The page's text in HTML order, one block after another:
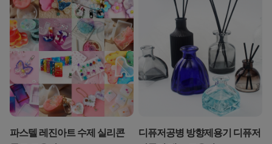
파스텔 레진아트 수제 실리콘
디퓨저공병 방향제용기 디퓨저